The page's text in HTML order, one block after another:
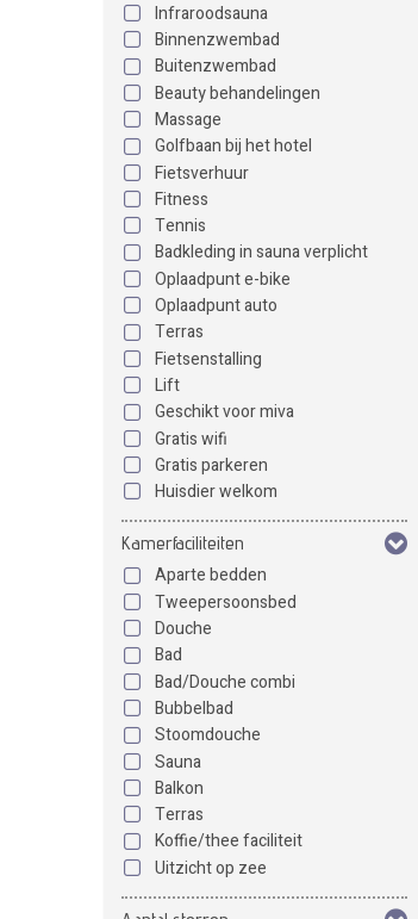
Infraroodsauna
Binnenzwembad
Buitenzwembad
Beauty behandelingen
Massage
Golfbaan bij het hotel
Fietsverhuur
Fitness
Tennis
Badkleding in sauna verplicht
Oplaadpunt e-bike
Oplaadpunt auto
Terras
Fietsenstalling
Lift
Geschikt voor miva
Gratis wifi
Gratis parkeren
Huisdier welkom
Kamerfaciliteiten
Aparte bedden
Tweepersoonsbed
Douche
Bad
Bad/Douche combi
Bubbelbad
Stoomdouche
Sauna
Balkon
Terras
Koffie/thee faciliteit
Uitzicht op zee